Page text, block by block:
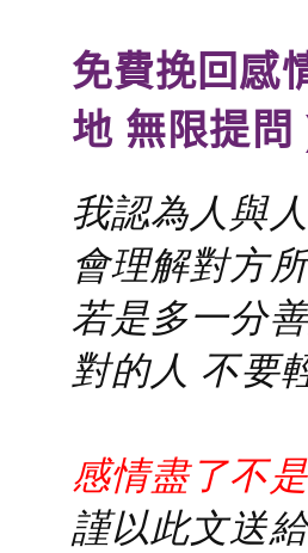
免費挽回感
地 無限提問
我認為人與
會理解對方
若是多一分
對的人 不要
感情盡了不
謹以此文送